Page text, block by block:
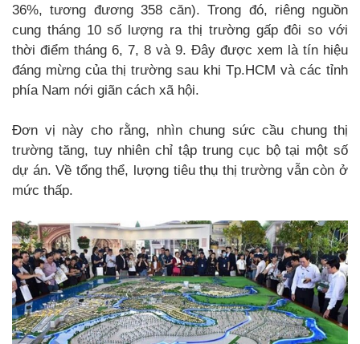
36%, tương đương 358 căn). Trong đó, riêng nguồn
cung tháng 10 số lượng ra thị trường gấp đôi so với
thời điểm tháng 6, 7, 8 và 9. Đây được xem là tín hiệu
đáng mừng của thị trường sau khi Tp.HCM và các tỉnh
phía Nam nới giãn cách xã hội.
Đơn vị này cho rằng, nhìn chung sức cầu chung thị
trường tăng, tuy nhiên chỉ tập trung cục bộ tại một số
dự án. Về tổng thể, lượng tiêu thụ thị trường vẫn còn ở
mức thấp.